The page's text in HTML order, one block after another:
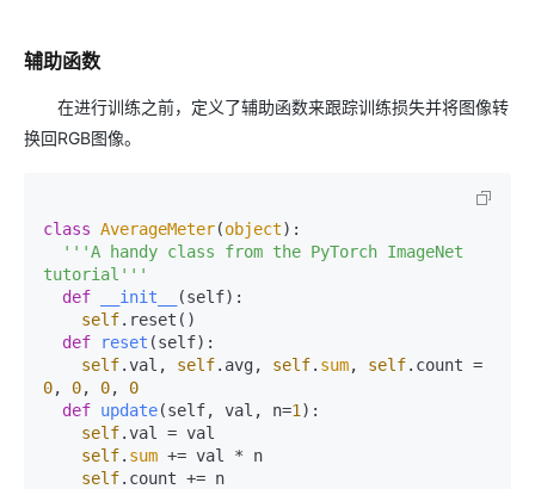
辅助函数
在进行训练之前，定义了辅助函数来跟踪训练损失并将图像转
换回RGB图像。
class AverageMeter(object):
'''A handy class from the PyTorch ImageNet
tutorial'''
def
__init__ (self):
self.reset()
def
reset (self):
self.val, self.avg, self. sum, self
0, 0, 0, 0
def update(self, val, n=1 ):
self.val = val
self. sum += val * n
self.count += n